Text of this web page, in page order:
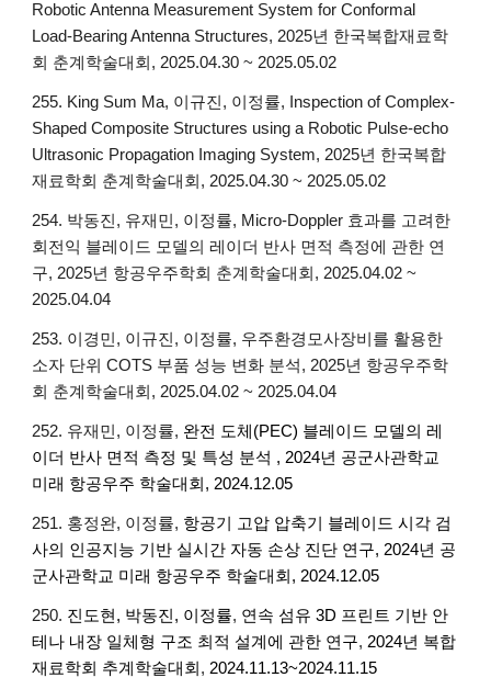
Robotic Antenna Measurement System for Conformal
Load-Bearing Antenna Structures, 2025년 한국복합재료학
회 춘계학술대회, 2025.04.30 ~ 2025.05.02
255. King Sum Ma, 이규진, 이정률, Inspection of Complex-
Shaped Composite Structures using a Robotic Pulse-echo
Ultrasonic Propagation Imaging System, 2025년 한국복합
재료학회 춘계학술대회, 2025.04.30 ~ 2025.05.02
254. 박동진, 유재민, 이정률, Micro-Doppler 효과를 고려한
회전익 블레이드 모델의 레이더 반사 면적 측정에 관한 연
구, 2025년 항공우주학회 춘계학술대회, 2025.04.02 ~
2025.04.04
253. 이경민, 이규진, 이정률, 우주환경모사장비를 활용한
소자 단위 COTS 부품 성능 변화 분석, 2025년 항공우주학
회 춘계학술대회, 2025.04.02 ~ 2025.04.04
252. 유재민 , 이정률, 완전 도체(PEC) 블레이드 모델의 레
이더 반사 면적 측정 및 특성 분석 , 2024년 공군사관학교
미래 항공우주 학술대회, 2024.12.05
251. 홍정완, 이정률, 항공기 고압 압축기 블레이드 시각 검
사의 인공지능 기반 실시간 자동 손상 진단 연구, 2024년 공
군사관학교 미래 항공우주 학술대회, 2024.12.05
250. 진도현, 박동진, 이정률, 연속 섬유 3D 프린트 기반 안
테나 내장 일체형 구조 최적 설계에 관한 연구, 2024년 복합
재료학회 추계학술대회 , 2024.11.13~2024.11.15